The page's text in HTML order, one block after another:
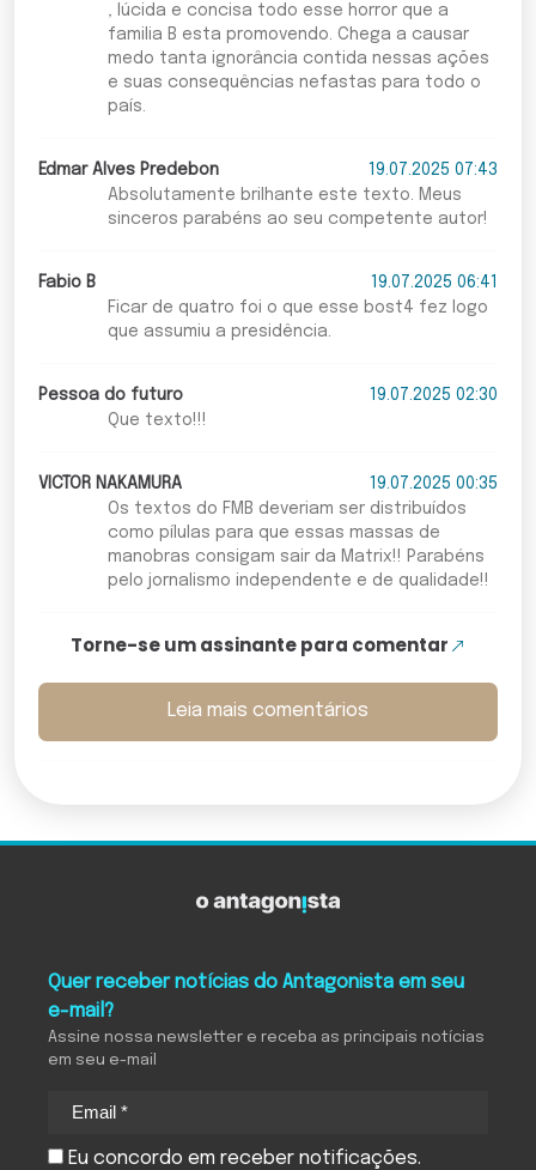
, lúcida e concisa todo esse horror que a
familia B esta promovendo. Chega a causar
medo tanta ignorância contida nessas ações
e suas consequências nefastas para todo o
país.
Edmar Alves Predebon
19.07.2025 07:43
Absolutamente brilhante este texto. Meus
sinceros parabéns ao seu competente autor!
Fabio B
19.07.2025 06:41
Ficar de quatro foi o que esse bost4 fez logo
que assumiu a presidência.
Pessoa do futuro
19.07.2025 02:30
Que texto!!!
VICTOR NAKAMURA
19.07.2025 00:35
Os textos do FMB deveriam ser distribuídos
como pílulas para que essas massas de
manobras consigam sair da Matrix!! Parabéns
pelo jornalismo independente e de qualidade!!
Torne-se um assinante para comentar
Leia mais comentários
Quer receber notícias do Antagonista em seu
e-mail?
Assine nossa newsletter e receba as principais notícias
em seu e-mail
Eu concordo em receber notificações.